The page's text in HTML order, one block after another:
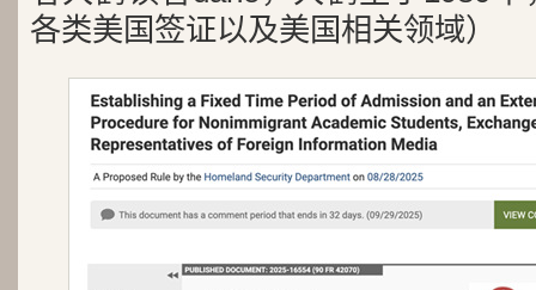
各类美国签证以及美国相关领域）